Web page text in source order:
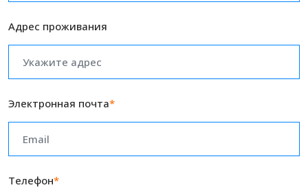
Адрес проживания
Электронная почта*
Телефон*